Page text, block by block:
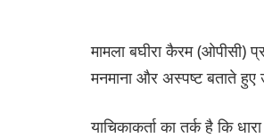
मामला बघीरा कैरम (ओपीसी)
मनमाना और अस्पष्ट बताते हुए
याचिकाकर्ता का तर्क है कि